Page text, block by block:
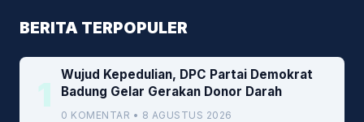
BERITA TERPOPULER
1
Wujud Kepedulian, DPC Partai Demokrat
Badung Gelar Gerakan Donor Darah
0 KOMENTAR • 8 AGUSTUS 2026